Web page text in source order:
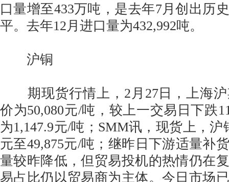
口量增至433万吨，是去年7月创出历
平。去年12月进口量为432,992吨。
沪铜
期现货行情上，2月27日，上海沪
价为50,080元/吨，较上一交易日下跌
为1,147.9元/吨；SMM讯，现货上，沪
元至49,875元/吨；继昨日下游适量补
量较昨降低，但贸易投机的热情仍在
易占比仍以贸易商为主体。今日市场